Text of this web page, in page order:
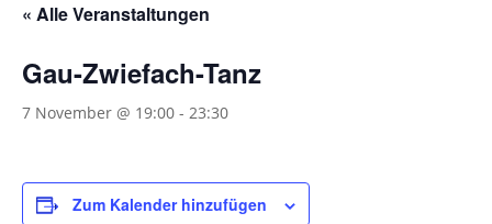
« Alle Veranstaltungen
Gau-Zwiefach-Tanz
7 November @ 19:00 - 23:30
Zum Kalender hinzufügen